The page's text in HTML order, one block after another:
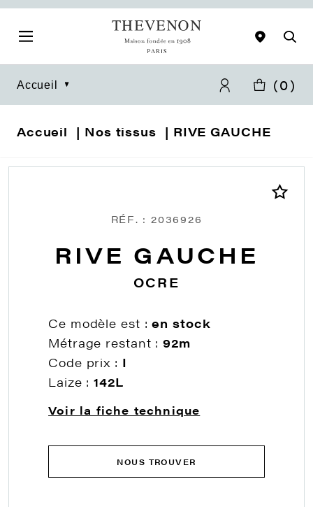
Accueil (0)
Accueil Nos tissus RIVE GAUCHE
RÉF. : 2036926
RIVE GAUCHE
OCRE
Ce modèle est :en stock
Métrage restant :92m
Code prix : I
Laize :142L
Voir la fiche technique
NOUS TROUVER